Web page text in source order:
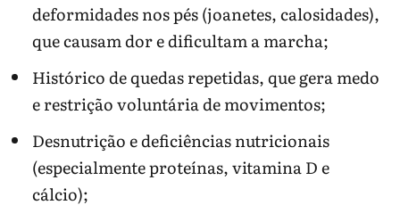
deformidades nos pés (joanetes, calosidades),
que causam dor e dificultam a marcha;
Histórico de quedas repetidas, que gera medo
e restrição voluntária de movimentos;
Desnutrição e deficiências nutricionais
(especialmente proteínas, vitamina D e
cálcio);